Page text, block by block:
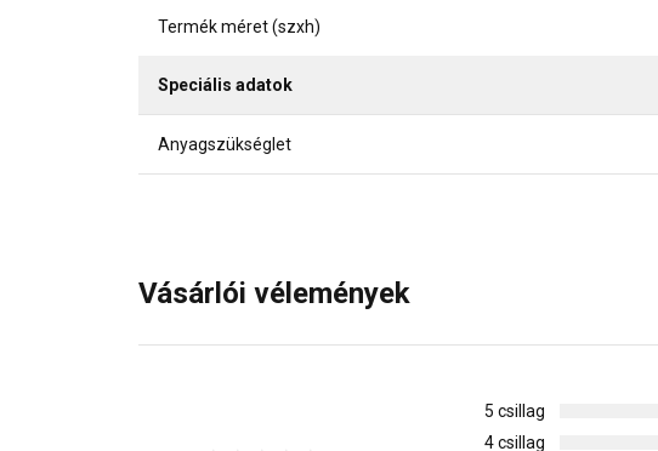
Termék méret (szxh)
Speciális adatok
Anyagszükséglet
Vásárlói vélemények
5 csillag
4 csillag